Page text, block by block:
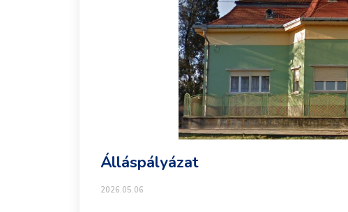
Álláspályázat
2026.05.06